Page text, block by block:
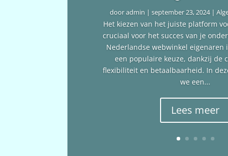
dooradmin |september 23, 2024|
Het kiezen van het juiste platform
cruciaal voor het succes van je
Nederlandse webwinkel eigenaren
een populaire keuze, dankzij de
flexibiliteit en betaalbaarheid. In
we een...
Lees meer